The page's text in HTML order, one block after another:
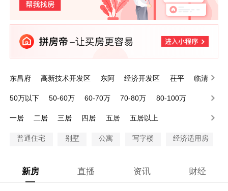
东昌府 高新技术开发区 东阿 经济开发区 茌平
临清
50万以下
50-60万 60-70万 70-80万
80-100万
一居
二居 三居 四居 五居 五居以上
普通住宅 别墅 公寓 写字楼 经济适用房
新房 直播 资讯 财经